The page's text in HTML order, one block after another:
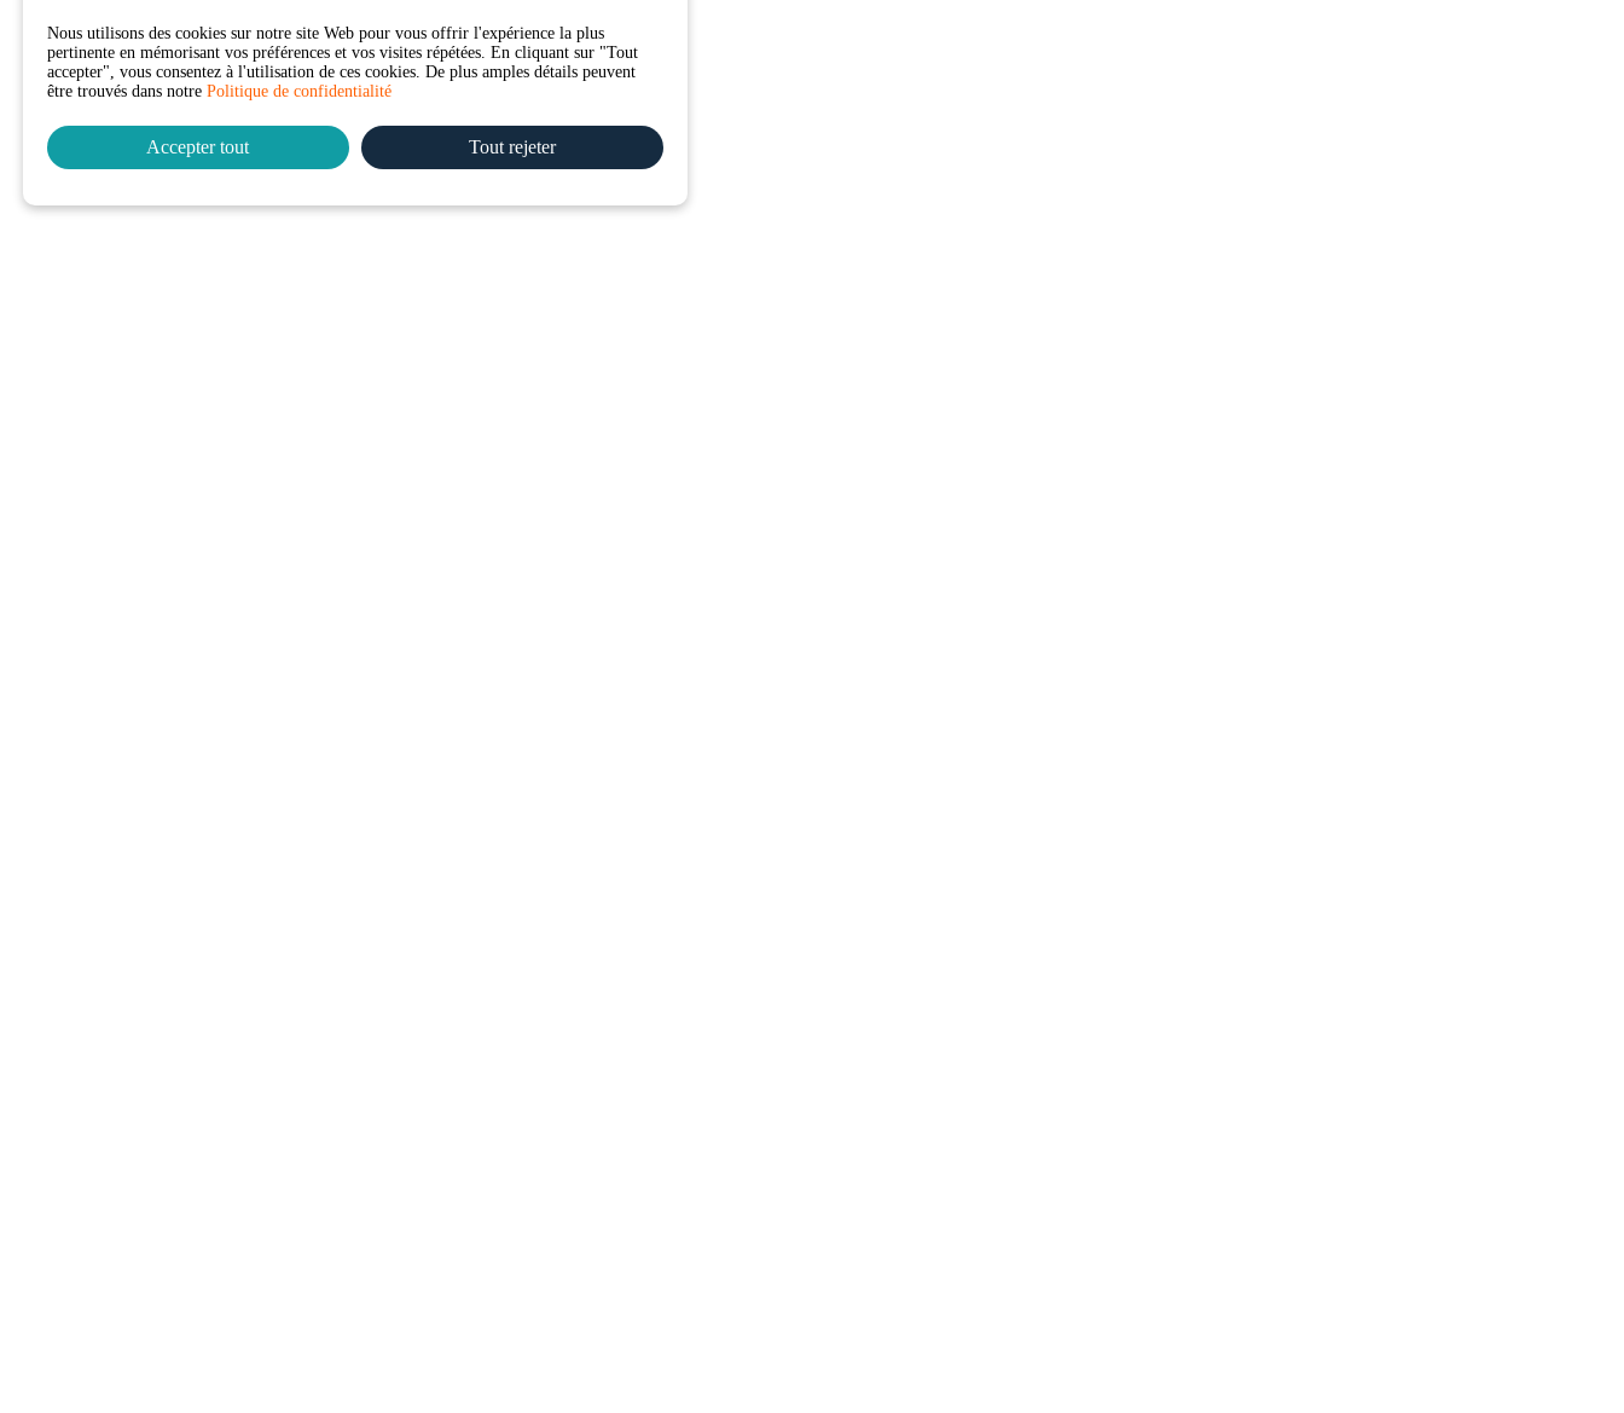
Nous utilisons des cookies sur notre site Web pour vous offrir l'expérience la plus
pertinente en mémorisant vos préférences et vos visites répétées. En cliquant sur "Tout
accepter", vous consentez à l'utilisation de ces cookies. De plus amples détails peuvent
être trouvés dans notre Politique de confidentialité
Accepter tout Tout rejeter